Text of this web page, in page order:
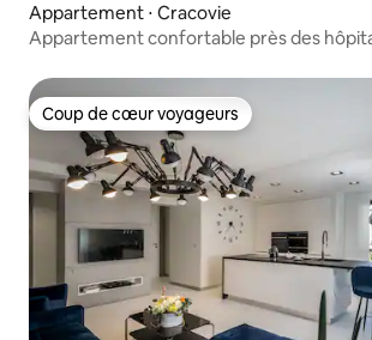
Appartement ⋅ Cracovie
Appartement confortable près des
Coup de cœur voyageurs
Coup de cœur voyageurs